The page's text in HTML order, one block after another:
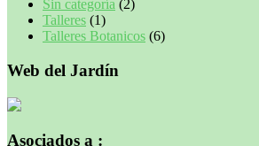
Sin categoría (2)
Talleres (1)
Talleres Botanicos (6)
Web del Jardín
Asociados a :